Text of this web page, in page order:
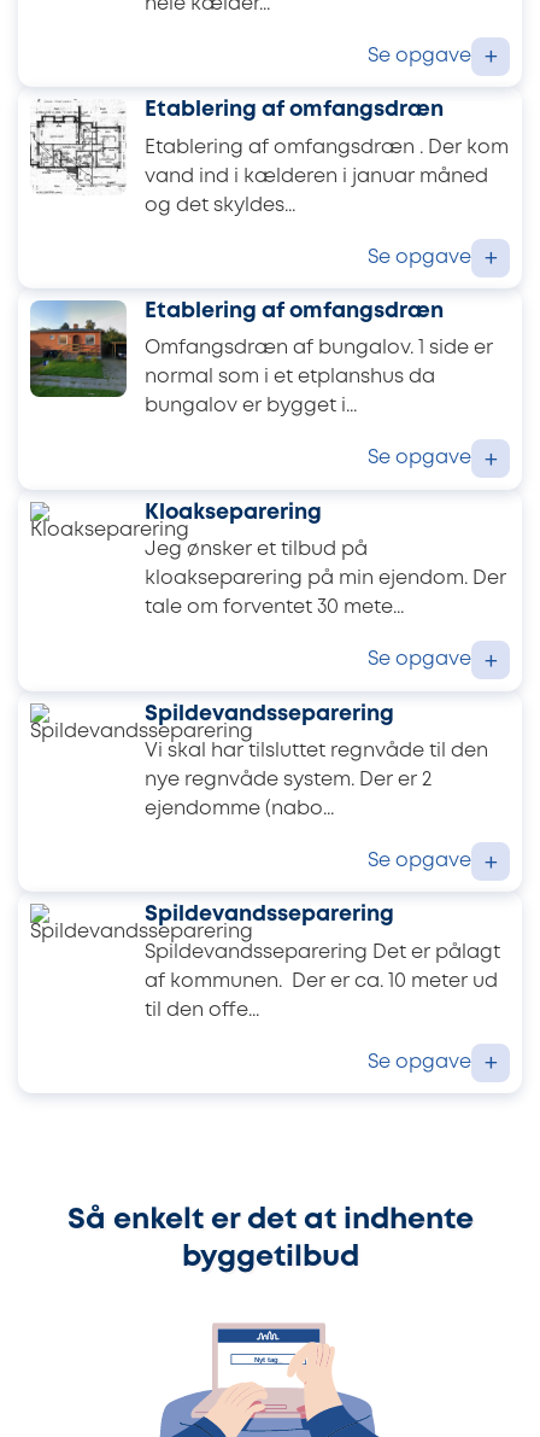
hele kælder...
Se opgave +
Etablering af omfangsdræn
Etablering af omfangsdræn . Der kom
vand ind i kælderen i januar måned
og det skyldes...
Se opgave +
Etablering af omfangsdræn
Omfangsdræn af bungalov. 1 side er
normal som i et etplanshus da
bungalov er bygget i...
Se opgave +
Kloakseparering
Jeg ønsker et tilbud på
kloakseparering på min ejendom. Der
tale om forventet 30 mete...
Se opgave +
Spildevandsseparering
Vi skal har tilsluttet regnvåde til den
nye regnvåde system. Der er 2
ejendomme (nabo...
Se opgave +
Spildevandsseparering
Spildevandsseparering Det er pålagt
af kommunen. Der er ca. 10 meter ud
til den offe...
Se opgave +
Så enkelt er det at indhente
byggetilbud